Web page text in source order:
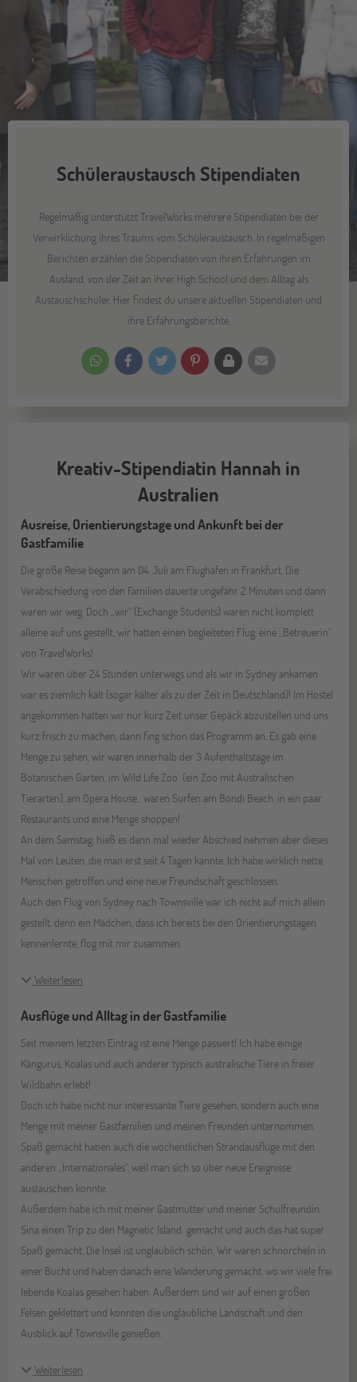
Schüleraustausch Stipendiaten
Regelmäßig unterstützt TravelWorks mehrere Stipendiaten bei der
Verwirklichung ihres Traums vom Schüleraustausch. In regelmäßigen
Berichten erzählen die Stipendiaten von ihren Erfahrungen im
Ausland, von der Zeit an ihrer High School und dem Alltag als
Austauschschüler. Hier findest du unsere aktuellen Stipendiaten und
ihre Erfahrungsberichte.
Kreativ-Stipendiatin Hannah in
Australien
Ausreise, Orientierungstage und Ankunft bei der
Gastfamilie
Die große Reise begann am 04. Juli am Flughafen in Frankfurt. Die
Verabschiedung von den Familien dauerte ungefähr 2 Minuten und dann
waren wir weg. Doch „wir“ (Exchange Students) waren nicht komplett
alleine auf uns gestellt, wir hatten einen begleiteten Flug, eine „Betreuerin“
von TravelWorks!
Wir waren über 24 Stunden unterwegs und als wir in Sydney ankamen
war es ziemlich kalt (sogar kälter als zu der Zeit in Deutschland)! Im Hostel
angekommen hatten wir nur kurz Zeit unser Gepäck abzustellen und uns
kurz frisch zu machen, dann fing schon das Programm an. Es gab eine
Menge zu sehen, wir waren innerhalb der 3 Aufenthaltstage im
Botanischen Garten, im Wild Life Zoo (ein Zoo mit Australischen
Tierarten), am Opera House, waren Surfen am Bondi Beach, in ein paar
Restaurants und eine Menge shoppen!
An dem Samstag, hieß es dann mal wieder Abschied nehmen aber dieses
Mal von Leuten, die man erst seit 4 Tagen kannte. Ich habe wirklich nette
Menschen getroffen und eine neue Freundschaft geschlossen.
Auch den Flug von Sydney nach Townsville war ich nicht auf mich allein
gestellt, denn ein Mädchen, dass ich bereits bei den Orientierungstagen
kennenlernte, flog mit mir zusammen.
Weiterlesen
Ausflüge und Alltag in der Gastfamilie
Seit meinem letzten Eintrag ist eine Menge passiert! Ich habe einige
Kängurus, Koalas und auch anderer typisch australische Tiere in freier
Wildbahn erlebt!
Doch ich habe nicht nur interessante Tiere gesehen, sondern auch eine
Menge mit meiner Gastfamilien und meinen Freunden unternommen.
Spaß gemacht haben auch die wöchentlichen Strandausflüge mit den
anderen „Internationales“, weil man sich so über neue Ereignisse
austauschen konnte.
Außerdem habe ich mit meiner Gastmutter und meiner Schulfreundin
Sina einen Trip zu den Magnetic Island gemacht und auch das hat super
Spaß gemacht. Die Insel ist unglaublich schön. Wir waren schnorcheln in
einer Bucht und haben danach eine Wanderung gemacht, wo wir viele frei
lebende Koalas gesehen haben. Außerdem sind wir auf einen großen
Felsen geklettert und konnten die unglaubliche Landschaft und den
Ausblick auf Townsville genießen.
Weiterlesen